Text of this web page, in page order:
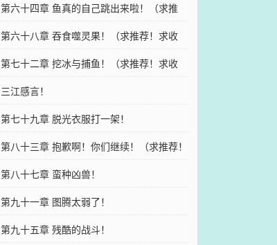
第六十四章 鱼真的自己跳出来啦！（求推
荐！求收藏！）
第六十八章 吞食噬灵果！（求推荐！求收
藏！）
第七十二章 挖冰与捕鱼！（求推荐！求收
藏！）
三江感言！
第七十九章 脱光衣服打一架！
第八十三章 抱歉啊！你们继续！（求推荐！
求收藏！）
第八十七章 蛮种凶兽！
第九十一章 图腾太弱了！
第九十五章 残酷的战斗！